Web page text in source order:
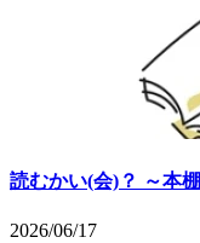
読むかい(会)？ ～本
2026/06/17